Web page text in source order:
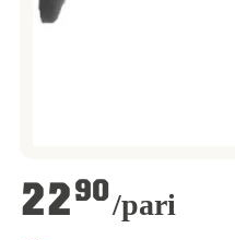
2290/pari